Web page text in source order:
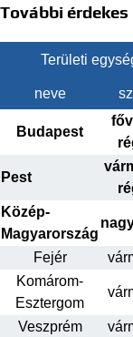
További
Területi
neve
Budapest
Pest
Közép-
Magyarország
Fejér
Komárom-
Esztergom
Veszprém